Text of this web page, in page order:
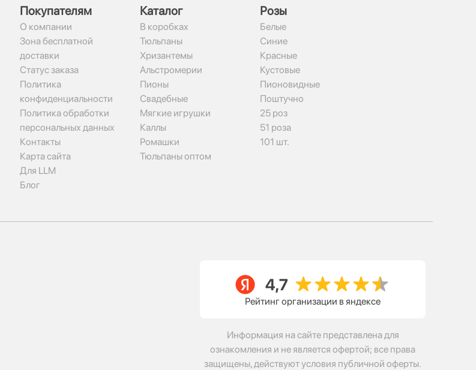
Покупателям
О компании
Зона бесплатной
доставки
Статус заказа
Политика
конфиденциальности
Политика обработки
персональных данных
Контакты
Карта сайта
Для LLM
Блог
Каталог
В коробках
Тюльпаны
Хризантемы
Альстромерии
Пионы
Свадебные
Мягкие игрушки
Каллы
Ромашки
Тюльпаны оптом
Рoзы
Белые
Синие
Красные
Кустовые
Пионовидные
Поштучно
25 роз
51 роза
101 шт.
Рейтинг организации в яндексе
Информация на сайте представлена для
ознакомления и не является офертой; все права
защищены, действуют условия публичной оферты.